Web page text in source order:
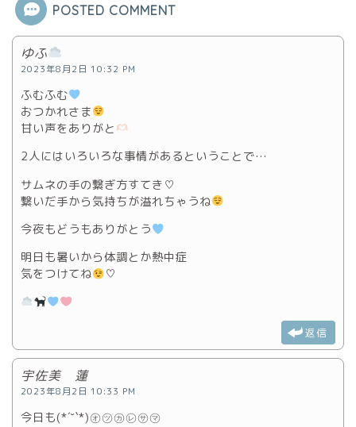
POSTED COMMENT
ゆふ
2023年8月2日 10:32 PM
ふむふむ
おつかれさま
甘い声をありがと
2人にはいろいろな事情があるということで…
サムネの手の繋ぎ方すてき♡
繋いだ手から気持ちが溢れちゃうね
今夜もどうもありがとう
明日も暑いから体調とか熱中症
気をつけてね
♡
返信
宇佐美 蓮
2023年8月2日 10:33 PM
今日も(*´˘`*)㋔㋡㋕㋹㋚㋮